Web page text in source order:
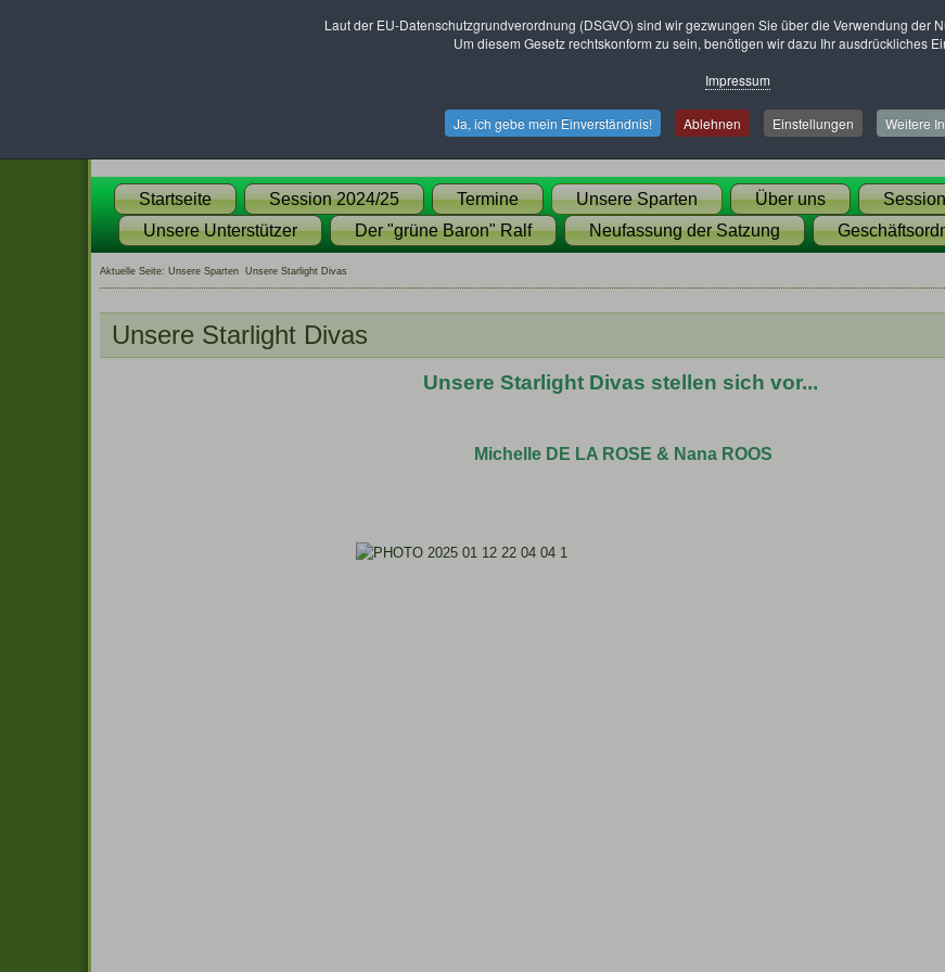
Startseite Session 2024/25 Termine Unsere Sparten Über uns
Unsere Unterstützer
Der "grüne Baron" Ralf Neufassung der Satzung
Aktuelle Seite: Unsere Sparten Unsere Starlight Divas
Unsere Starlight Divas
Unsere Starlight Divas stellen sich vor...
Michelle DE LA ROSE & Nana ROOS
Laut der EU-Datenschutzgrundverordnung (DSGVO) sind wir gezwungen Sie über die Verwendung der
Um diesem Gesetz rechtskonform zu sein, benötigen wir dazu Ihr ausdrückliches
Impressum
Ja, ich gebe mein Einverständnis! Ablehnen Einstellungen Weitere